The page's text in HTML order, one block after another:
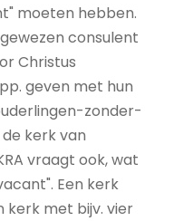
moeten hebben.
consulent
Christus
geven met hun
zonder-
kerk van
vraagt ook, wat
Een kerk
kerk met bijv. vier